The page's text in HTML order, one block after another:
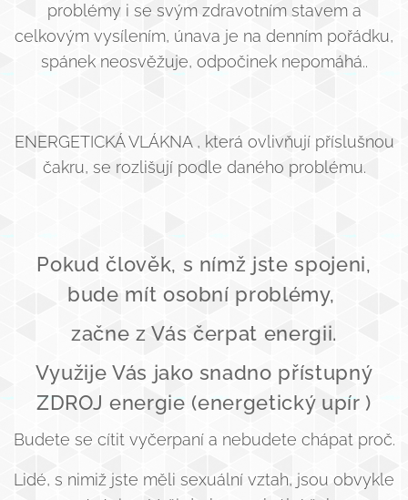
problémy i se svým zdravotním stavem a
celkovým vysílením, únava je na denním pořádku,
spánek neosvěžuje, odpočinek nepomáhá..
ENERGETICKÁ VLÁKNA , která ovlivňují příslušnou
čakru, se rozlišují podle daného problému.
Pokud člověk, s nímž jste spojeni,
bude mít osobní problémy,
začne z Vás čerpat energii.
Využije Vás jako snadno přístupný
ZDROJ energie (energetický upír )
Budete se cítit vyčerpaní a nebudete chápat proč.
Lidé, s nimiž jste měli sexuální vztah, jsou obvykle